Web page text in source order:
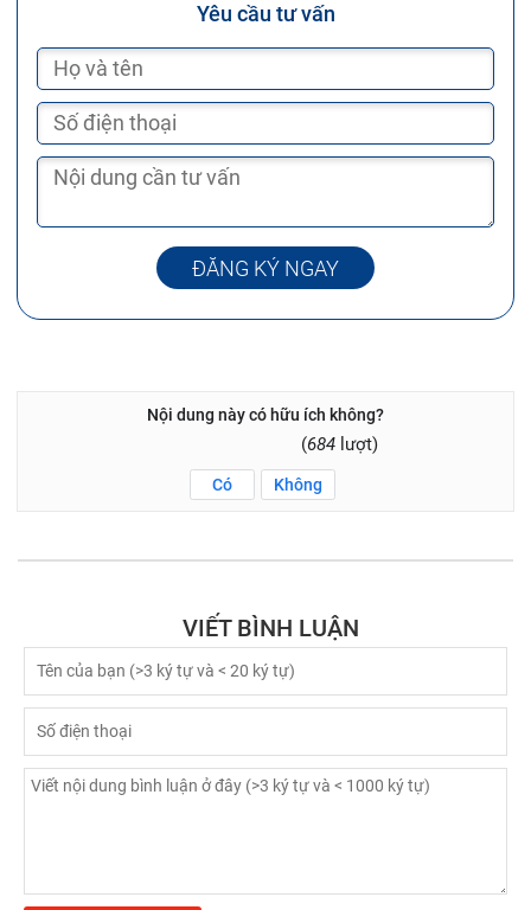
Yêu cầu tư vấn
ĐĂNG KÝ NGAY
Nội dung này có hữu ích không?
(684 lượt)
Có Không
VIẾT BÌNH LUẬN